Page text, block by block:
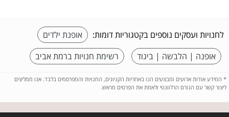
לחנויות ועסקים נוספים בקטגוריות דומות:
אופנת ילדים
אופנה | הלבשה | ביגוד
רשימת חנויות ברמת אביב
* המידע אודות ארועים ומבצעים הנו באחריות הקניונים, החנויות והמפרסמים בלבד. אנו ממליצים
ליצור קשר עם הגורם הרלוונטי ולאמת את הפרטים מראש.